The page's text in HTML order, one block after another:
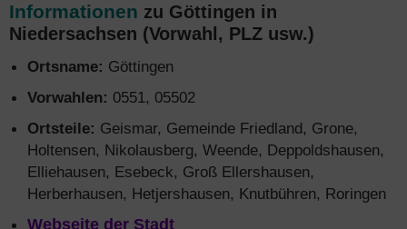
Informationen zu Göttingen in
Niedersachsen (Vorwahl, PLZ usw.)
Ortsname: Göttingen
Vorwahlen: 0551, 05502
Ortsteile: Geismar, Gemeinde Friedland, Grone,
Holtensen, Nikolausberg, Weende, Deppoldshausen,
Elliehausen, Esebeck, Groß Ellershausen,
Herberhausen, Hetjershausen, Knutbühren, Roringen
Webseite der Stadt